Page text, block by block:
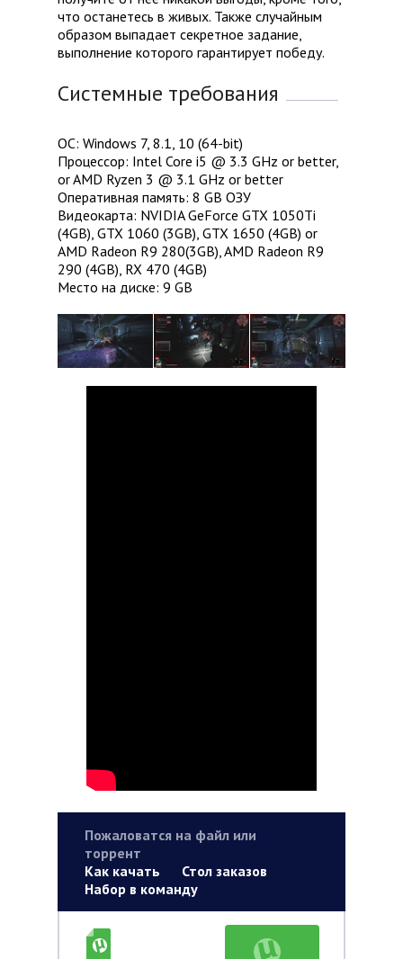
что останетесь в живых. Также случайным
образом выпадает секретное задание,
выполнение которого гарантирует победу.
Системные требования
ОС: Windows 7, 8.1, 10 (64-bit)
Процессор: Intel Core i5 @ 3.3 GHz or better,
or AMD Ryzen 3 @ 3.1 GHz or better
Оперативная память: 8 GB ОЗУ
Видеокарта: NVIDIA GeForce GTX 1050Ti
(4GB), GTX 1060 (3GB), GTX 1650 (4GB) or
AMD Radeon R9 280(3GB), AMD Radeon R9
290 (4GB), RX 470 (4GB)
Место на диске: 9 GB
Пожаловатся на файл или
торрент
Как качать
Стол заказов
Набор в команду